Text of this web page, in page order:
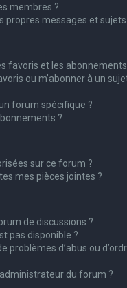
membres ?
propres messages et sujets
favoris et les abonnements
ou m’abonner à un
forum spécifique ?
?
sur ce forum ?
mes pièces jointes ?
de discussions ?
pas disponible ?
problèmes d’abus ou
du forum ?